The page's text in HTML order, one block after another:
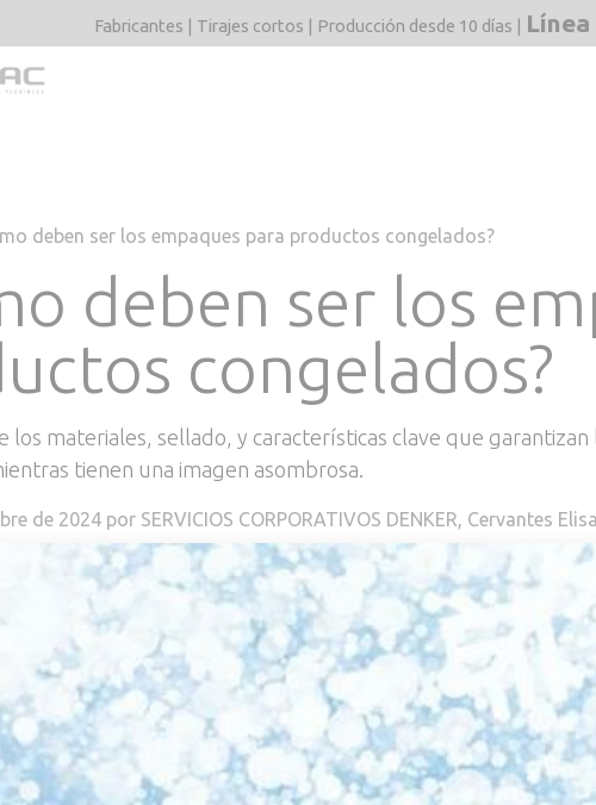
Fabricantes | Tirajes cortos | Producción desde 10 días | Línea
deben ser los empaques para productos congelados?
deben ser los
congelados?
los materiales, sellado, y características clave que
tienen una imagen asombrosa.
de 2024 por SERVICIOS CORPORATIVOS DENKER, Cervantes Elisa